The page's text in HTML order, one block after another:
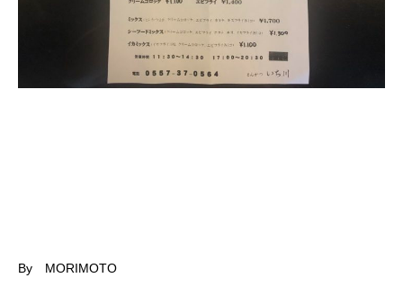
By MORIMOTO